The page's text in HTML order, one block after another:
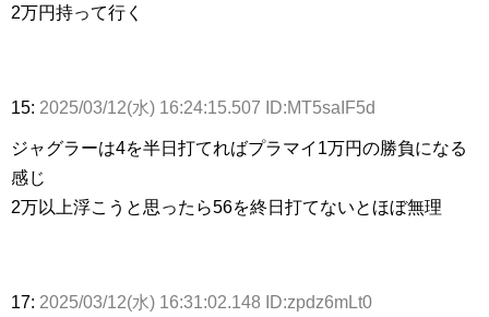
2万円持って行く
15: 2025/03/12(水) 16:24:15.507 ID:MT5saIF5d
ジャグラーは4を半日打てればプラマイ1万円の勝負になる
感じ
2万以上浮こうと思ったら56を終日打てないとほぼ無理
17: 2025/03/12(水) 16:31:02.148 ID:zpdz6mLt0